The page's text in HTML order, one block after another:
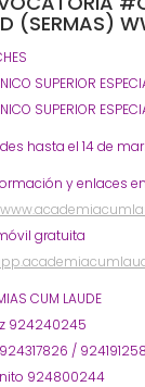
(SERMAS)
SUPERIOR
SUPERIOR
hasta el 14 de
y enlaces
gratuita
CUM LAUDE
924240245
/ 924191258
924800244